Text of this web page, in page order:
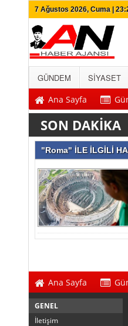
7 Ağustos 2026, Cuma |
GÜNDEM SİYASET
Ana Sayfa
SON DAKİKA
"Roma" İLE İLGİLİ
Ana Sayfa
GENEL
İletişim